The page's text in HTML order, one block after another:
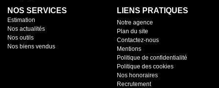
NOS SERVICES
Estimation
Nos actualités
Nos outils
Nos biens vendus
LIENS PRATIQUES
Notre agence
Plan du site
Contactez-nous
Mentions
Politique de confidentialité
Politique des cookies
Nos honoraires
Recrutement